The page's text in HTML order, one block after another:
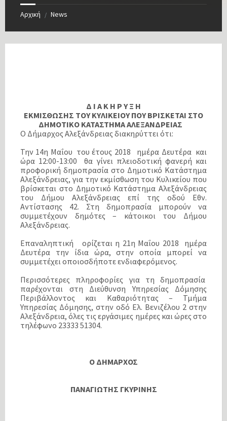
Αρχική / News
Δ Ι Α Κ Η Ρ Υ Ξ Η
ΕΚΜΙΣΘΩΣΗΣ ΤΟΥ ΚΥΛΙΚΕΙΟΥ ΠΟΥ ΒΡΙΣΚΕΤΑΙ ΣΤΟ
ΔΗΜΟΤΙΚΟ ΚΑΤΑΣΤΗΜΑ ΑΛΕΞΑΝΔΡΕΙΑΣ
Ο Δήμαρχος Αλεξάνδρειας διακηρύττει ότι:
Την 14η Μαΐου του έτους 2018 ημέρα Δευτέρα και
ώρα 12:00-13:00 θα γίνει πλειοδοτική φανερή και
προφορική δημοπρασία στο Δημοτικό Κατάστημα
Αλεξάνδρειας, για την εκμίσθωση του Κυλικείου που
βρίσκεται στο Δημοτικό Κατάστημα Αλεξάνδρειας
του Δήμου Αλεξάνδρειας επί της οδού Εθν.
Αντίστασης 42. Στη δημοπρασία μπορούν να
συμμετέχουν δημότες – κάτοικοι του Δήμου
Αλεξάνδρειας.
Επαναληπτική ορίζεται η 21η Μαΐου 2018 ημέρα
Δευτέρα την ίδια ώρα, στην οποία μπορεί να
συμμετέχει οποιοσδήποτε ενδιαφερόμενος.
Περισσότερες πληροφορίες για τη δημοπρασία
παρέχονται στη Διεύθυνση Υπηρεσίας Δόμησης
Περιβάλλοντος και Καθαριότητας – Τμήμα
Υπηρεσίας Δόμησης, στην οδό Ελ. Βενιζέλου 2 στην
Αλεξάνδρεια, όλες τις εργάσιμες ημέρες και ώρες στο
τηλέφωνο 23333 51304.
Ο ΔΗΜΑΡΧΟΣ
ΠΑΝΑΓΙΩΤΗΣ ΓΚΥΡΙΝΗΣ